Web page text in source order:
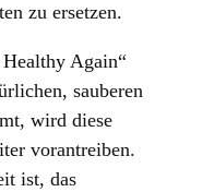
zu ersetzen.
Again“
sauberen
wird diese
vorantreiben.
ist, das